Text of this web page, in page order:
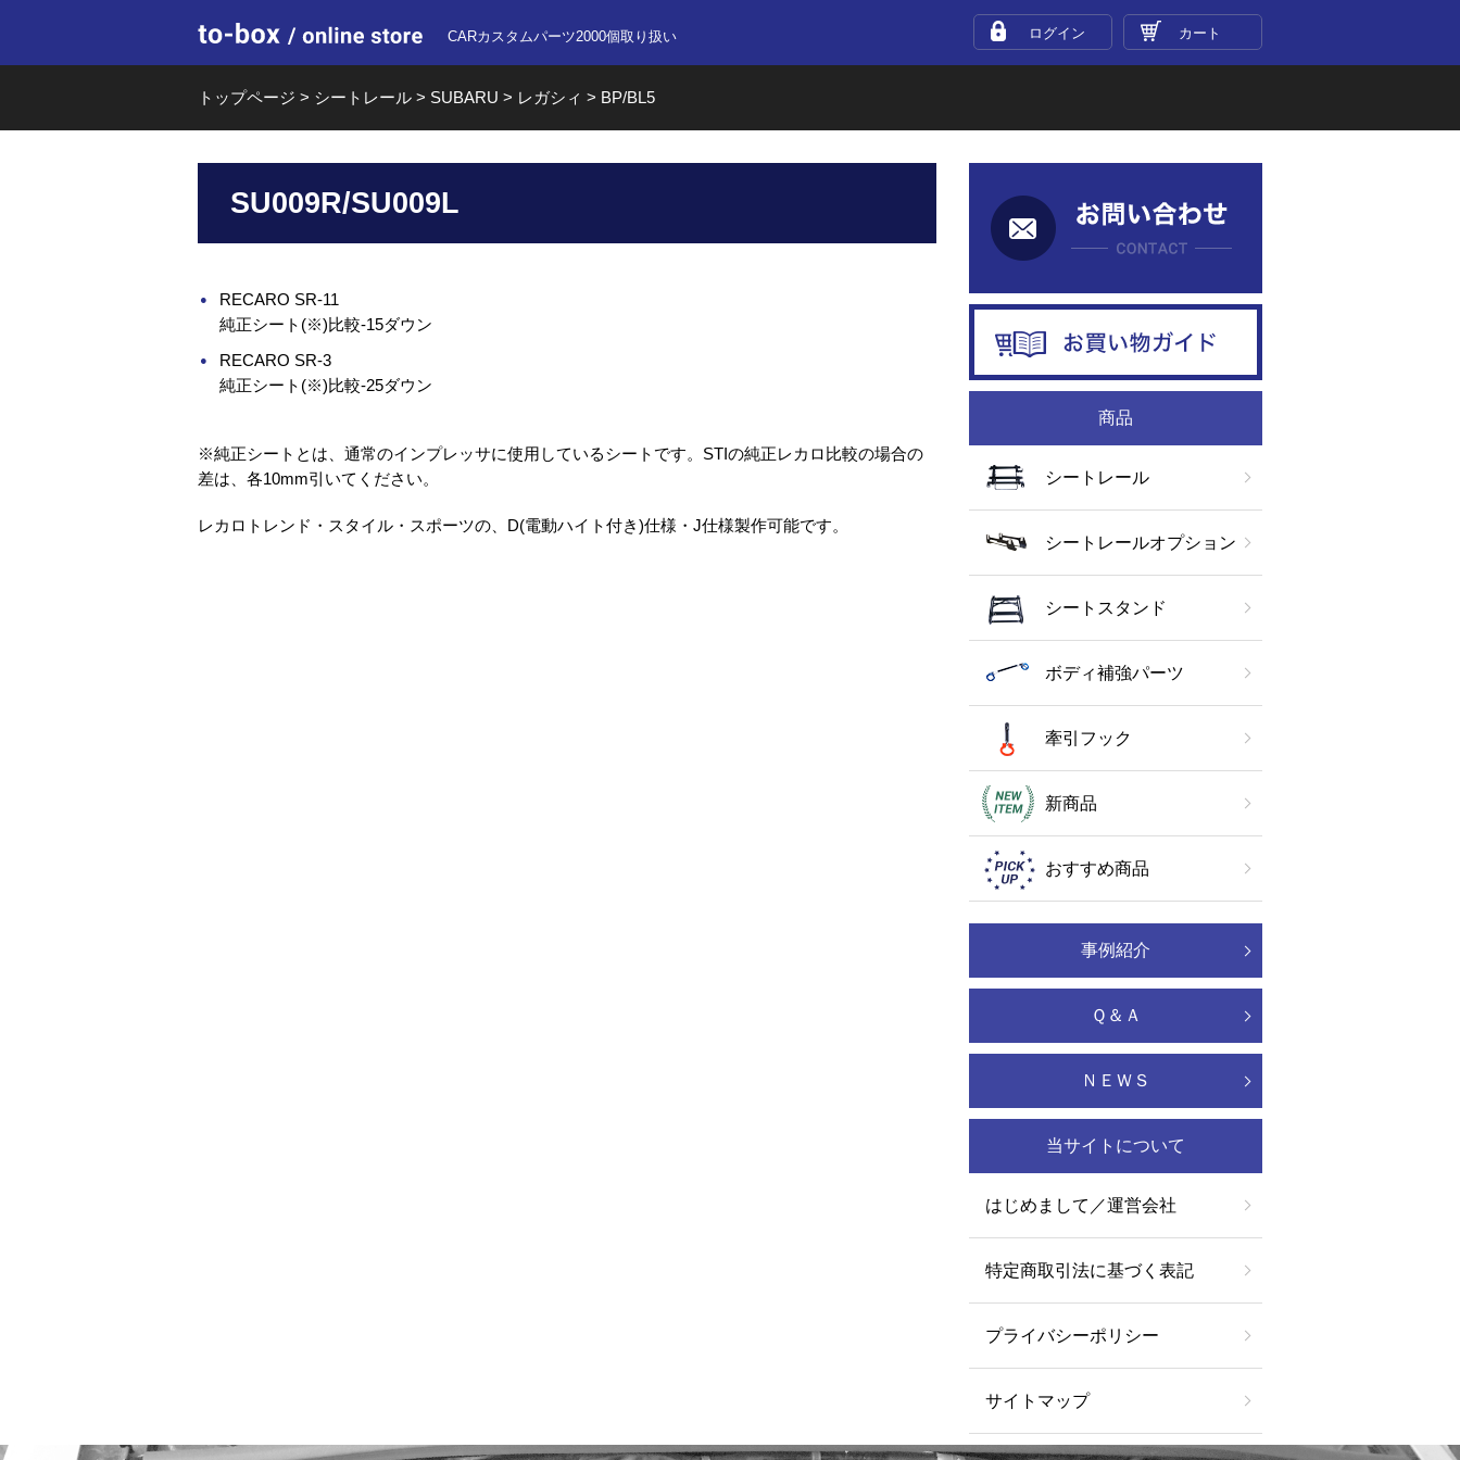
to-box online store
CARカスタムパーツ2000個取り扱い ログイン カート
トップページ > シートレール > SUBARU > レガシィ > BP/BL5
SU009R/SU009L
RECARO SR-11
純正シート(※)比較-15ダウン
RECARO SR-3
純正シート(※)比較-25ダウン
※純正シートとは、通常のインプレッサに使用しているシートです。STIの純正レカロ比較の場合の
差は、各10mm引いてください。
レカロトレンド・スタイル・スポーツの、D(電動ハイト付き)仕様・J仕様製作可能です。
商品
シートレール
シートレールオプション
シートスタンド
ボディ補強パーツ
牽引フック
新商品
おすすめ商品
事例紹介
Ｑ＆Ａ
ＮＥＷＳ
当サイトについて
はじめまして／運営会社
特定商取引法に基づく表記
プライバシーポリシー
サイトマップ